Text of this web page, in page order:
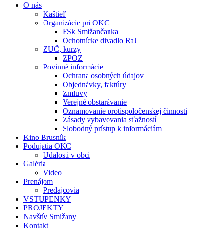
O nás
Kaštieľ
Organizácie pri OKC
FSk Smižančanka
Ochotnícke divadlo RaJ
ZUČ, kurzy
ZPOZ
Povinné informácie
Ochrana osobných údajov
Objednávky, faktúry
Zmluvy
Verejné obstarávanie
Oznamovanie protispoločenskej činnosti
Zásady vybavovania sťažností
Slobodný prístup k informáciám
Kino Brusník
Podujatia OKC
Udalosti v obci
Galéria
Video
Prenájom
Predajcovia
VSTUPENKY
PROJEKTY
Navštív Smižany
Kontakt